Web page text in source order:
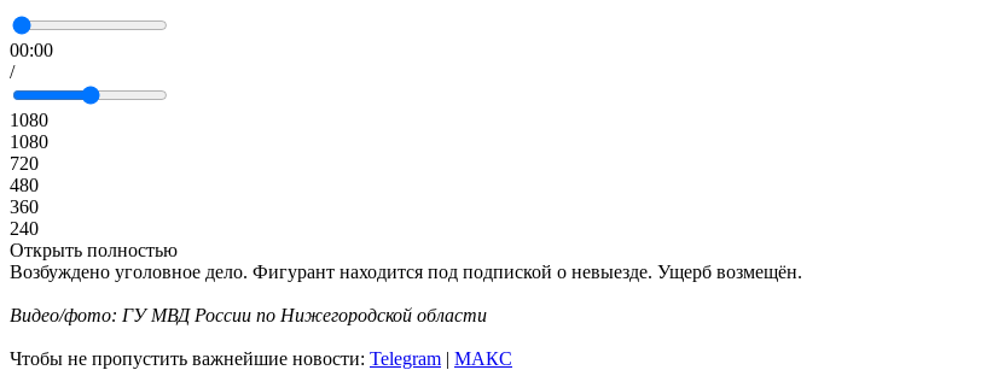
00:00
/
1080
1080
720
480
360
240
Открыть полностью
Возбуждено уголовное дело. Фигурант находится под подпиской о невыезде. Ущерб возмещён.
Видео/фото: ГУ МВД России по Нижегородской области
Чтобы не пропустить важнейшие новости: Telegram | MAКС